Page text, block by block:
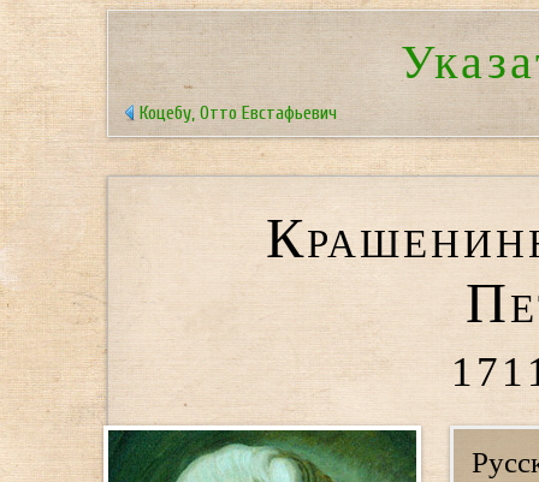
Коцебу, Отто Евстафьевич